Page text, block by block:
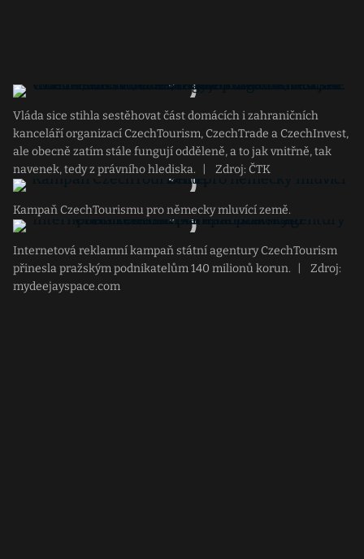
Vláda sice stihla sestěhovat část domácích i zahraničních
kanceláří organizací CzechTourism, CzechTrade a CzechInvest,
ale obecně zatím stále fungují odděleně, a to jak vnitřně, tak
navenek, tedy z právního hlediska.
Zdroj: ČTK
Kampaň CzechTourismu pro německy mluvící země.
Internetová reklamní kampaň státní agentury CzechTourism
přinesla pražským podnikatelům 140 milionů korun.
Zdroj:
mydeejayspace.com